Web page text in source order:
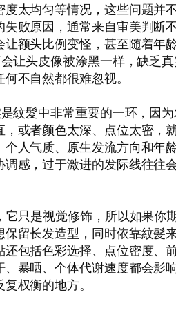
太均匀等情况，这些问题并
败原因，通常来自审美判断
额头比例变怪，甚至随着年
让头皮像被涂黑一样，缺乏
不自然都很难忽视。
紋髮中非常重要的一环，因
或者颜色太深、点位太密，
人气质、原生发流方向和年
感，过于激进的发际线往往
只是视觉修饰，所以如果你
留长发造型，同时依靠紋髮
包括色彩选择、点位密度、
暴晒、个体代谢速度都会影
权衡的地方。